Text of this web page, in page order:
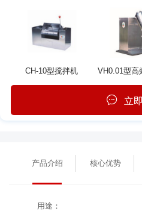
CH-10型搅拌机 VH0.01型高
立
产品介绍 核心优势
用途：